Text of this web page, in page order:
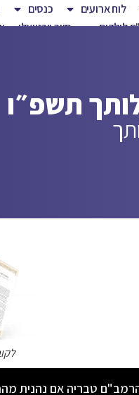
לוח ארועים כנסים
לילדים סיור וירטואלי
תשפ״ו
טבריה אם נהנית